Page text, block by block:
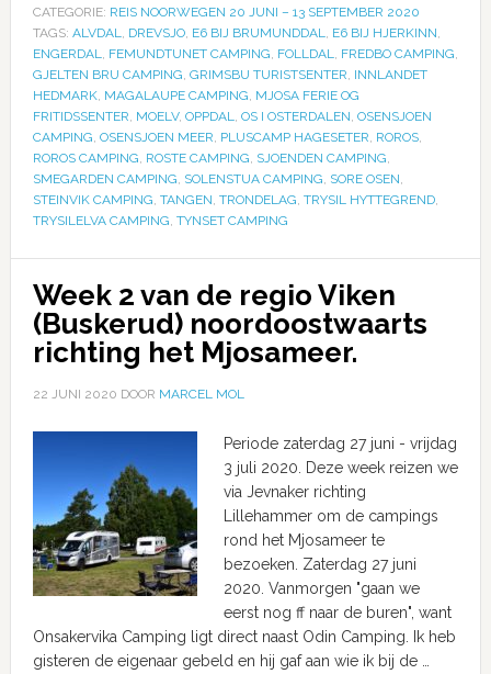
CATEGORIE: REIS NOORWEGEN 20 JUNI – 13 SEPTEMBER 2020
TAGS: ALVDAL, DREVSJO, E6 BIJ BRUMUNDDAL, E6 BIJ HJERKINN,
ENGERDAL, FEMUNDTUNET CAMPING, FOLLDAL, FREDBO CAMPING,
GJELTEN BRU CAMPING, GRIMSBU TURISTSENTER, INNLANDET
HEDMARK, MAGALAUPE CAMPING, MJOSA FERIE OG
FRITIDSSENTER, MOELV, OPPDAL, OS I OSTERDALEN, OSENSJOEN
CAMPING, OSENSJOEN MEER, PLUSCAMP HAGESETER, ROROS,
ROROS CAMPING, ROSTE CAMPING, SJOENDEN CAMPING,
SMEGARDEN CAMPING, SOLENSTUA CAMPING, SORE OSEN,
STEINVIK CAMPING, TANGEN, TRONDELAG, TRYSIL HYTTEGREND,
TRYSILELVA CAMPING, TYNSET CAMPING
Week 2 van de regio Viken
(Buskerud) noordoostwaarts
richting het Mjosameer.
22 JUNI 2020 DOOR MARCEL MOL
Periode zaterdag 27 juni - vrijdag
3 juli 2020. Deze week reizen we
via Jevnaker richting
Lillehammer om de campings
rond het Mjosameer te
bezoeken. Zaterdag 27 juni
2020. Vanmorgen "gaan we
eerst nog ff naar de buren", want
Onsakervika Camping ligt direct naast Odin Camping. Ik heb
gisteren de eigenaar gebeld en hij gaf aan wie ik bij de …